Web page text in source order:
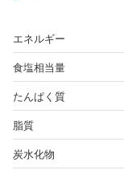
エネルギー
食塩相当量
たんぱく質
脂質
炭水化物